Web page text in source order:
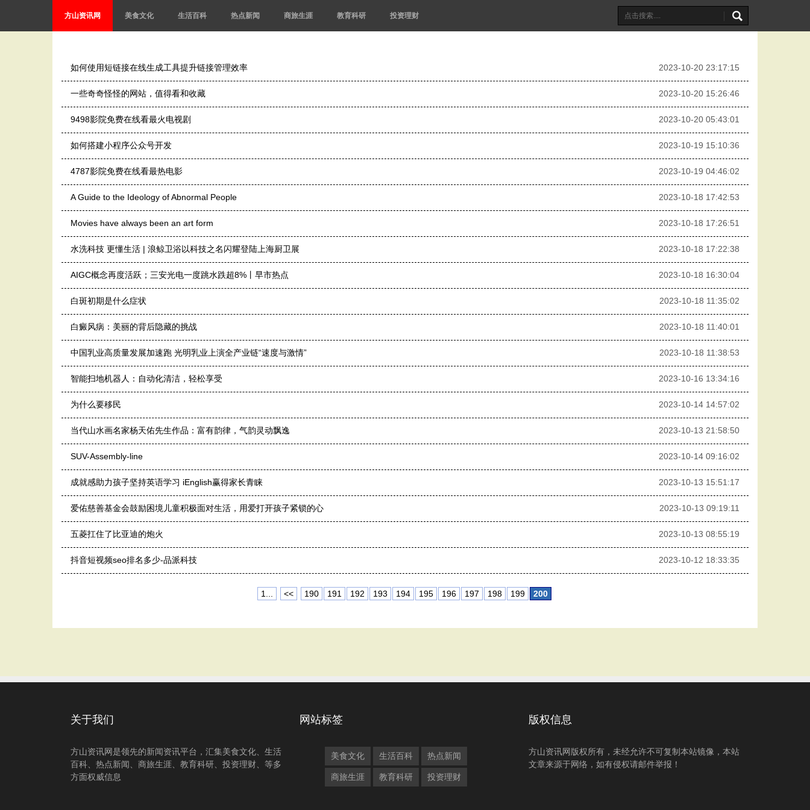
方山资讯网 美食文化 生活百科 热点新闻 商旅生涯 教育科研 投资理财
如何使用短链接在线生成工具提升链接管理效率 2023-10-20 23:17:15
一些奇奇怪怪的网站，值得看和收藏 2023-10-20 15:26:46
9498影院免费在线看最火电视剧 2023-10-20 05:43:01
如何搭建小程序公众号开发 2023-10-19 15:10:36
4787影院免费在线看最热电影 2023-10-19 04:46:02
A Guide to the Ideology of Abnormal People 2023-10-18 17:42:53
Movies have always been an art form 2023-10-18 17:26:51
水洗科技 更懂生活 | 浪鲸卫浴以科技之名闪耀登陆上海厨卫展 2023-10-18 17:22:38
AIGC概念再度活跃；三安光电一度跳水跌超8%丨早市热点 2023-10-18 16:30:04
白斑初期是什么症状 2023-10-18 11:35:02
白癜风病：美丽的背后隐藏的挑战 2023-10-18 11:40:01
中国乳业高质量发展加速跑 光明乳业上演全产业链“速度与激情” 2023-10-18 11:38:53
智能扫地机器人：自动化清洁，轻松享受 2023-10-16 13:34:16
为什么要移民 2023-10-14 14:57:02
当代山水画名家杨天佑先生作品：富有韵律，气韵灵动飘逸 2023-10-13 21:58:50
SUV-Assembly-line 2023-10-14 09:16:02
成就感助力孩子坚持英语学习 iEnglish赢得家长青睐 2023-10-13 15:51:17
爱佑慈善基金会鼓励困境儿童积极面对生活，用爱打开孩子紧锁的心 2023-10-13 09:19:11
五菱扛住了比亚迪的炮火 2023-10-13 08:55:19
抖音短视频seo排名多少-品派科技 2023-10-12 18:33:35
1... << 190 191 192 193 194 195 196 197 198 199 200
关于我们
方山资讯网是领先的新闻资讯平台，汇集美食文化、生活
百科、热点新闻、商旅生涯、教育科研、投资理财、等多
方面权威信息
网站标签
美食文化 生活百科 热点新闻
商旅生涯 教育科研 投资理财
版权信息
方山资讯网版权所有，未经允许不可复制本站镜像，本站
文章来源于网络，如有侵权请邮件举报！